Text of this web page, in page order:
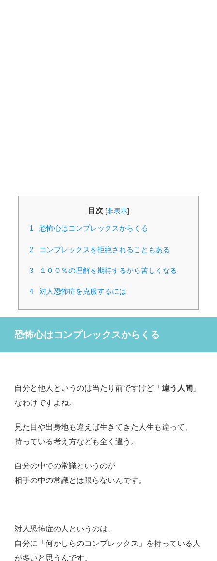
目次 [非表示]
1 恐怖心はコンプレックスからくる
2 コンプレックスを拒絶されることもある
3 １００％の理解を期待するから苦しくなる
4 対人恐怖症を克服するには
恐怖心はコンプレックスからくる
自分と他人というのは当たり前ですけど「 違う人間 」
なわけですよね。
見た目や出身地も違えば生きてきた人生も違って、
持っている考え方なども全く違う。
自分の中での常識というのが
相手の中の常識とは限らないんです。
対人恐怖症の人というのは、
自分に「何かしらのコンプレックス」を持っている人
が多いと思うんです。